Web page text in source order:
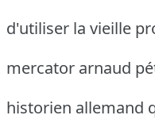
d'utiliser la vieille
mercator arnaud
historien allemand